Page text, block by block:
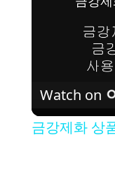
Watch on
금강제화 상